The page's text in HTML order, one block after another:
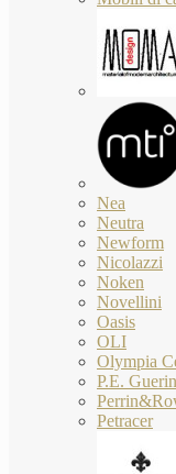
Nea
Neutra
Newform
Nicolazzi
Noken
Novellini
Oasis
OLI
Olympia
P.E. Guerin
Petracer